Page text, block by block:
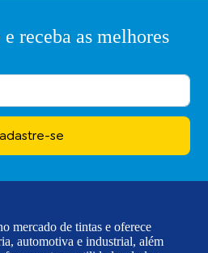
receba as melhores
se
mercado de tintas e oferece
automotiva e industrial, além